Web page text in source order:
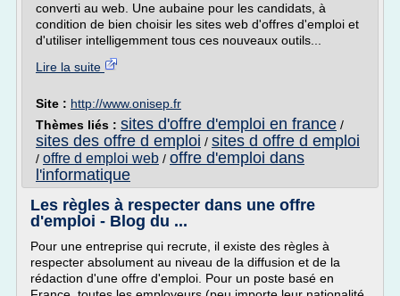
converti au web. Une aubaine pour les candidats, à
condition de bien choisir les sites web d'offres d'emploi et
d'utiliser intelligemment tous ces nouveaux outils...
Lire la suite
Site : http://www.onisep.fr
Thèmes liés : sites d'offre d'emploi en france /
sites des offre d emploi / sites d offre d emploi
/ offre d emploi web / offre d'emploi dans
l'informatique
Les règles à respecter dans une offre
d'emploi - Blog du ...
Pour une entreprise qui recrute, il existe des règles à
respecter absolument au niveau de la diffusion et de la
rédaction d'une offre d'emploi. Pour un poste basé en